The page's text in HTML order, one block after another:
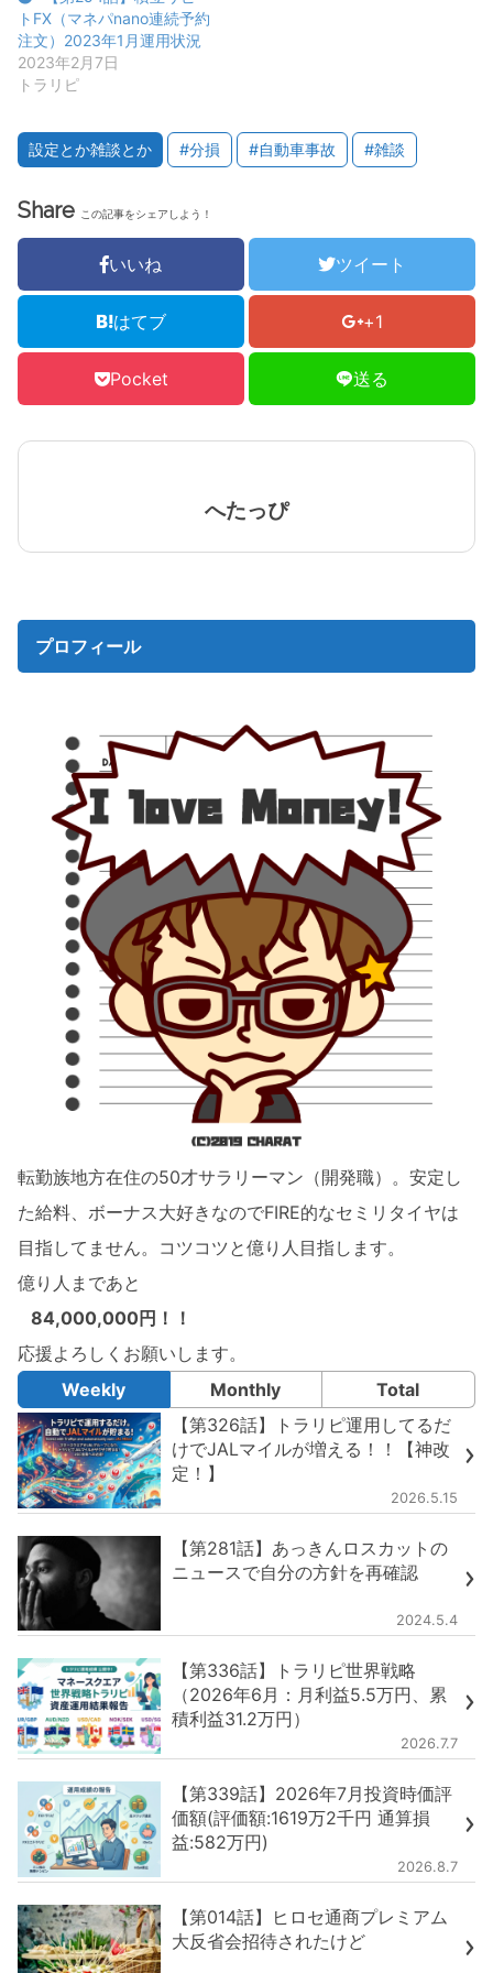
トFX（マネパnano連続予約
注文）2023年1月運用状況
2023年2月7日
トラリピ
設定とか雑談とか #分損 #自動車事故 #雑談
Share この記事をシェアしよう！
いいね ツイート
はてブ +1
Pocket 送る
へたっぴ
プロフィール
転勤族地方在住の50才サラリーマン（開発職）。安定し
た給料、ボーナス大好きなのでFIRE的なセミリタイヤは
目指してません。コツコツと億り人目指します。
億り人まであと
84,000,000円！！
応援よろしくお願いします。
Weekly
Monthly
Total
【第326話】トラリピ運用してるだ
けでJALマイルが増える！！【神改
定！】
2026.5.15
【第281話】あっきんロスカットの
ニュースで自分の方針を再確認
2024.5.4
【第336話】トラリピ世界戦略
（2026年6月：月利益5.5万円、累
積利益31.2万円）
2026.7.7
【第339話】2026年7月投資時価評
価額(評価額:1619万2千円 通算損
益:582万円)
2026.8.7
【第014話】ヒロセ通商プレミアム
大反省会招待されたけど